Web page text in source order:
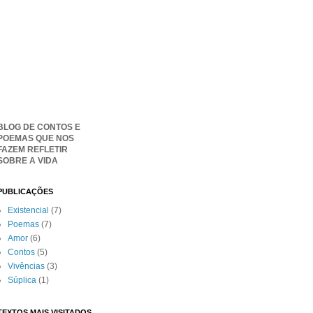
DE CONTOS E
QUE NOS
REFLETIR
A VIDA
Existencial (7)
Poemas (7)
Amor (6)
Contos (5)
Vivências (3)
Súplica (1)